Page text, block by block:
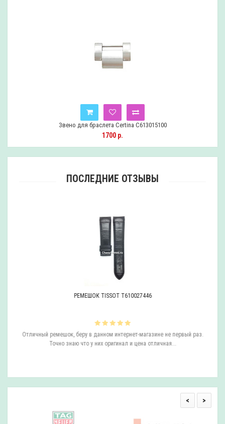
Звено для браслета Certina C613015100
1700 р.
ПОСЛЕДНИЕ ОТЗЫВЫ
РЕМЕШОК TISSOT T610027446
Отличный ремешок, беру в данном интернет-магазине не первый раз.
Точно знаю что у них оригинал и цена отличная...
< >